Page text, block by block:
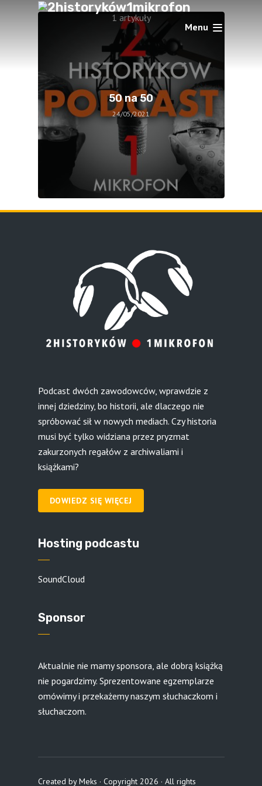
Menu
1 artykuły
50 na 50
24/05/2021
Podcast dwóch zawodowców, wprawdzie z
innej dziedziny, bo historii, ale dlaczego nie
spróbować sił w nowych mediach. Czy historia
musi być tylko widziana przez pryzmat
zakurzonych regałów z archiwaliami i
książkami?
DOWIEDZ SIĘ WIĘCEJ
Hosting podcastu
SoundCloud
Sponsor
Aktualnie nie mamy sponsora, ale dobrą książką
nie pogardzimy. Sprezentowane egzemplarze
omówimy i przekażemy naszym słuchaczkom i
słuchaczom.
Created byMeks · Copyright 2026 · All rights